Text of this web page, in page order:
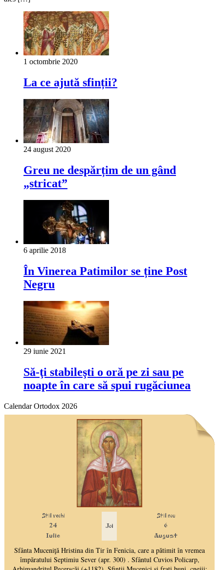
1 octombrie 2020
La ce ajută sfinții?
24 august 2020
Greu ne despărțim de un gând
„stricat”
6 aprilie 2018
În Vinerea Patimilor se ține Post
Negru
29 iunie 2021
Să-ţi stabileşti o oră pe zi sau pe
noapte în care să spui rugăciunea
Calendar Ortodox 2026